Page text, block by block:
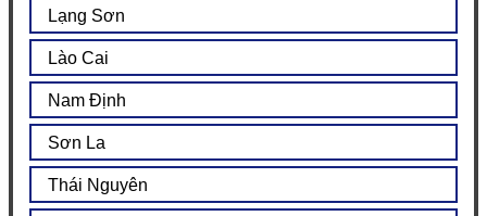
Lạng Sơn
Lào Cai
Nam Định
Sơn La
Thái Nguyên